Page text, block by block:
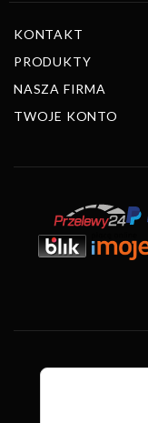
KONTAKT
PRODUKTY
NASZA FIRMA
TWOJE KONTO